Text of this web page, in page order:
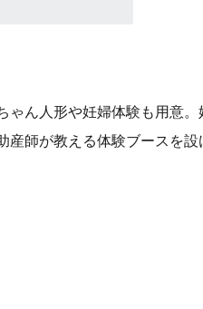
ゃん人形や妊婦体験も用意
師が教える体験ブースを設